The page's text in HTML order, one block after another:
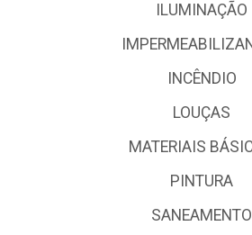
ILUMINAÇÃO
INCÊNDIO
LOUÇAS
MATERIAIS
PINTURA
SANEAMENTO